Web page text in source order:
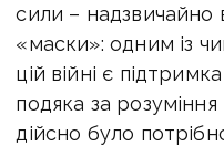
сили – надзвичайно
«маски»: одним із
цій війні є
подяка за
дійсно було